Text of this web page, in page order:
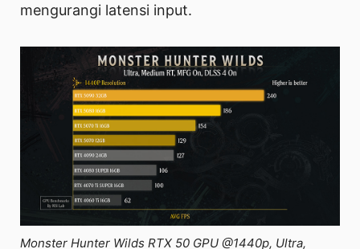
mengurangi latensi input.
Monster Hunter Wilds RTX 50 GPU @1440p, Ultra,